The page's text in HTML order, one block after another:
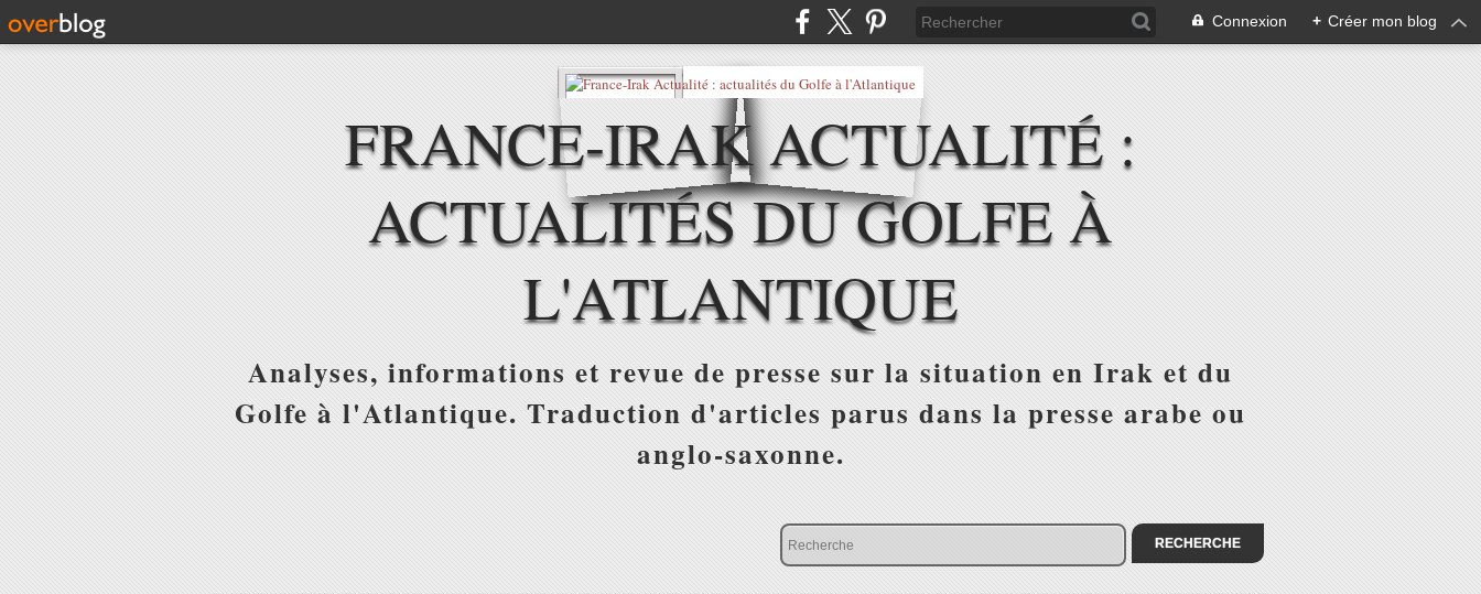
Connexion + Créer mon blog
FRANCE-IRAK ACTUALITÉ :
ACTUALITÉS DU GOLFE À
L'ATLANTIQUE
Analyses, informations et revue de presse sur la situation en Irak et du
Golfe à l'Atlantique. Traduction d'articles parus dans la presse arabe ou
anglo-saxonne.